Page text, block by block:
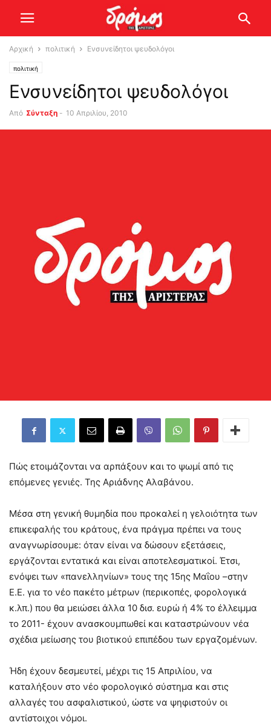
Αρχική πολιτική Ενσυνείδητοι ψευδολόγοι
πολιτική
Ενσυνείδητοι ψευδολόγοι
Από Σύνταξη - 10 Απριλίου, 2010
Πώς ετοιμάζονται να αρπάξουν και το ψωμί από τις
επόμενες γενιές. Της Αριάδνης Αλαβάνου.
Μέσα στη γενική θυμηδία που προκαλεί η γελοιότητα των
επικεφαλής του κράτους, ένα πράγμα πρέπει να τους
αναγνωρίσουμε: όταν είναι να δώσουν εξετάσεις,
εργάζονται εντατικά και είναι αποτελεσματικοί. Έτσι,
ενόψει των «πανελληνίων» τους της 15ης Μαΐου –στην
Ε.Ε. για το νέο πακέτο μέτρων (περικοπές, φορολογικά
κ.λπ.) που θα μειώσει άλλα 10 δισ. ευρώ ή 4% το έλλειμμα
το 2011- έχουν ανασκουμπωθεί και καταστρώνουν νέα
σχέδια μείωσης του βιοτικού επιπέδου των εργαζομένων.
Ήδη έχουν δεσμευτεί, μέχρι τις 15 Απριλίου, να
καταλήξουν στο νέο φορολογικό σύστημα και στις
αλλαγές του ασφαλιστικού, ώστε να ψηφιστούν οι
αντίστοιχοι νόμοι.